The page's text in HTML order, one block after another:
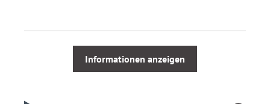
Verantwortlichkeit des Verladers und
Informationen anzeigen